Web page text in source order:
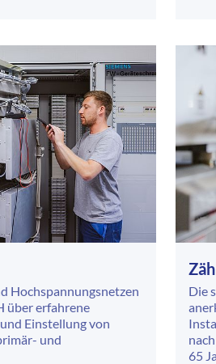
Hochspannungsnetzen
über erfahrene
Einstellung von
und
Die
65